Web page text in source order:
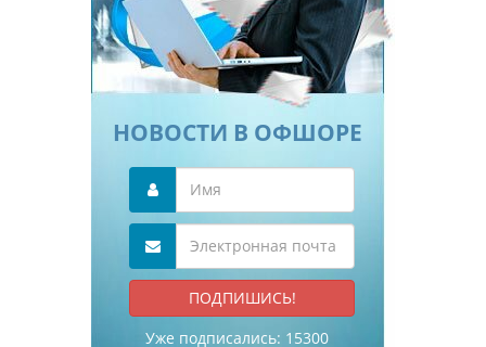
НОВОСТИ В ОФШОРЕ
Уже подписались: 15300